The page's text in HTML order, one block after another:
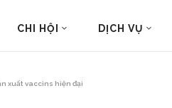
CHI HỘI DỊCH VỤ
xuất vaccins hiện đại